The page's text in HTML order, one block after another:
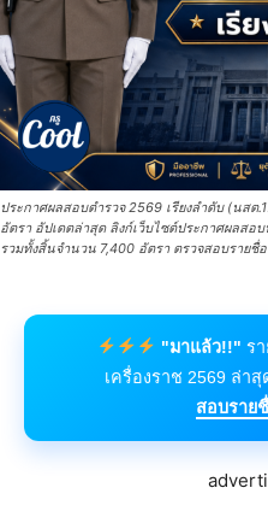
ประกาศผลสอบตํารวจ 2569 เรียงลำดับ (นสต
อัตรา อัปเดตล่าสุด ลิงก์เว็บไซต์ประกาศผลส
รวมทั้งสิ้นจำนวน 7,400 อัตรา ตรวจสอบรายชื่
"มาแล้ว!!" ร
เครื่องราช 2569 ล่าสุ
สอบราย